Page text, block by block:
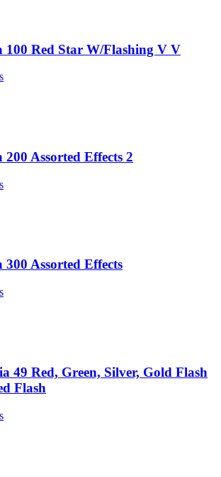
100 Red Star W/Flashing V V
Assorted Effects 2
Assorted Effects
49 Red, Green, Silver, Gold Flash
Flash